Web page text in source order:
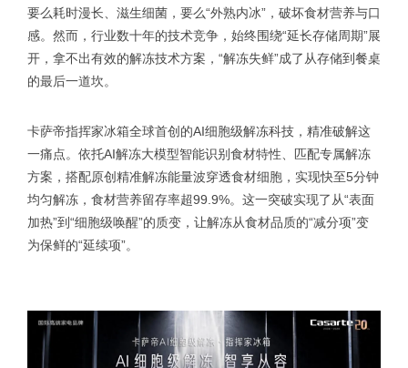
要么耗时漫长、滋生细菌，要么“外熟内冰”，破坏食材营养与口
感。然而，行业数十年的技术竞争，始终围绕“延长存储周期”展
开，拿不出有效的解冻技术方案，“解冻失鲜”成了从存储到餐桌
的最后一道坎。
卡萨帝指挥家冰箱全球首创的AI细胞级解冻科技，精准破解这
一痛点。依托AI解冻大模型智能识别食材特性、匹配专属解冻
方案，搭配原创精准解冻能量波穿透食材细胞，实现快至5分钟
均匀解冻，食材营养留存率超99.9%。这一突破实现了从“表面
加热”到“细胞级唤醒”的质变，让解冻从食材品质的“减分项”变
为保鲜的“延续项”。